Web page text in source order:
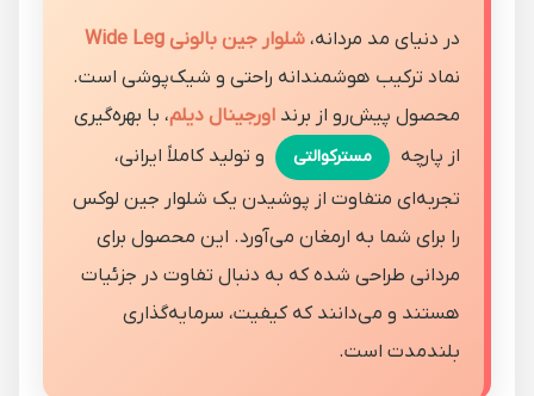
در دنیای مد مردانه، شلوار جین بالونی Wide Leg
نماد ترکیب هوشمندانه راحتی و شیک‌پوشی است.
محصول پیش‌رو از برند اورجینال دیلم، با بهره‌گیری
از پارچه
مسترکوالتی
و تولید کاملاً ایرانی،
تجربه‌ای متفاوت از پوشیدن یک شلوار جین لوکس
را برای شما به ارمغان می‌آورد. این محصول برای
مردانی طراحی شده که به دنبال تفاوت در جزئیات
هستند و می‌دانند که کیفیت، سرمایه‌گذاری
بلندمدت است.